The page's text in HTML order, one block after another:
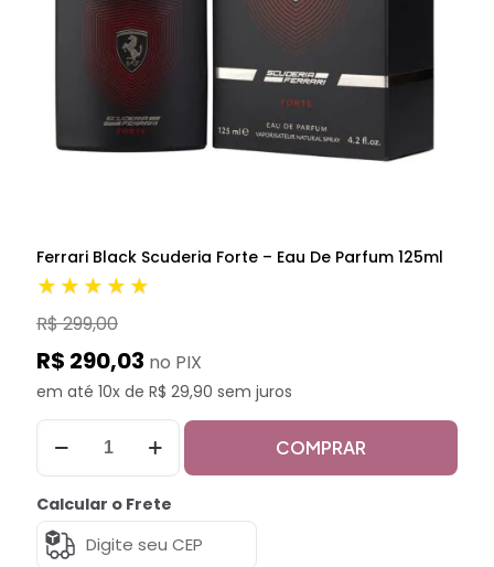
Ferrari Black Scuderia Forte – Eau De Parfum 125ml
★★★★★
R$ 299,00
R$ 290,03 no PIX
em até 10x de R$ 29,90 sem juros
COMPRAR
Calcular o Frete